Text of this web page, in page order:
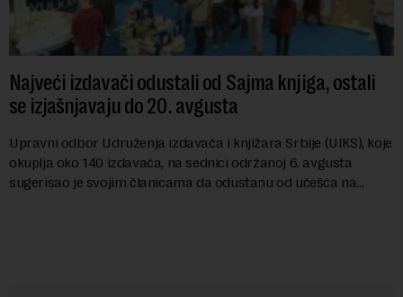
Najveći izdavači odustali od Sajma knjiga, ostali
se izjašnjavaju do 20. avgusta
Upravni odbor Udruženja izdavača i knjižara Srbije (UIKS), koje
okuplja oko 140 izdavača, na sednici održanoj 6. avgusta
sugerisao je svojim članicama da odustanu od učešća na